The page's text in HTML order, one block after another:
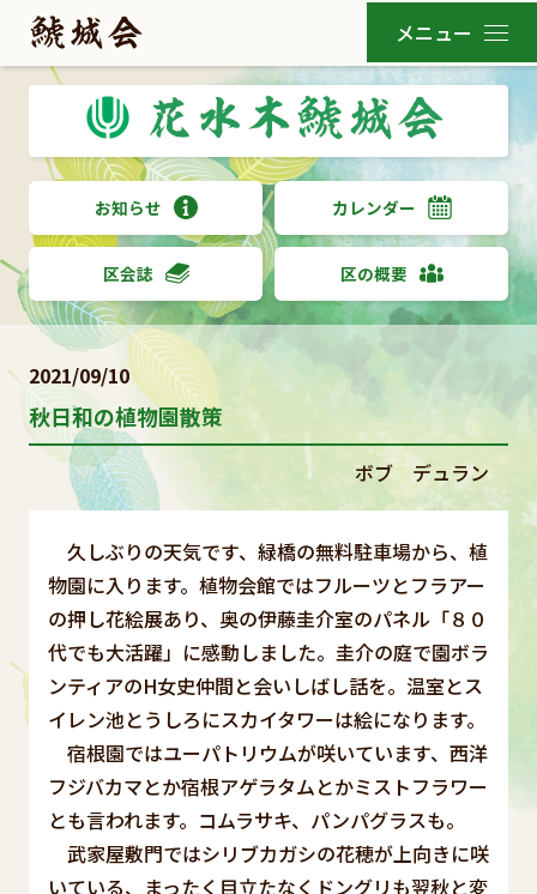
お知らせ カレンダー
区会誌 区の概要
2021/09/10
秋日和の植物園散策
ボブ デュラン
久しぶりの天気です、緑橋の無料駐車場から、植
物園に入ります。植物会館ではフルーツとフラアー
の押し花絵展あり、奥の伊藤圭介室のパネル「８０
代でも大活躍」に感動しました。圭介の庭で園ボラ
ンティアのH女史仲間と会いしばし話を。温室とス
イレン池とうしろにスカイタワーは絵になります。
宿根園ではユーパトリウムが咲いています、西洋
フジバカマとか宿根アゲラタムとかミストフラワー
とも言われます。コムラサキ、パンパグラスも。
武家屋敷門ではシリブカガシの花穂が上向きに咲
いている、まったく目立たなくドングリも翌秋と変